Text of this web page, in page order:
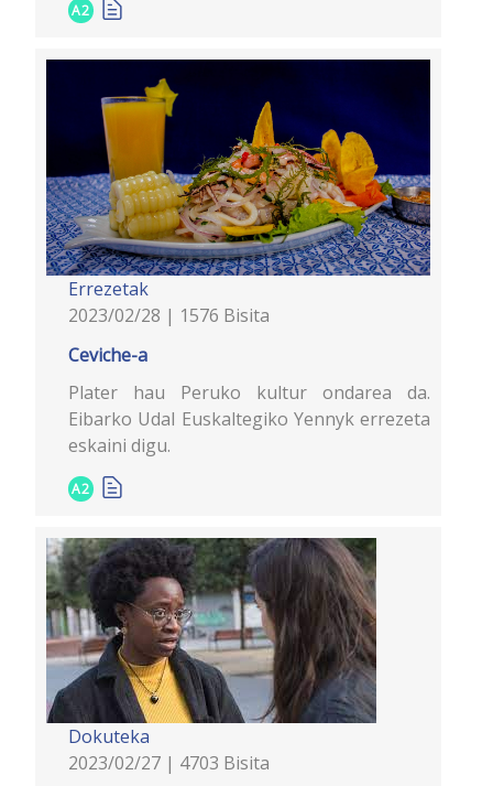
A2
Errezetak
2023/02/28 | 1576 Bisita
Ceviche-a
Plater hau Peruko kultur ondarea da.
Eibarko Udal Euskaltegiko Yennyk errezeta
eskaini digu.
A2
Dokuteka
2023/02/27 | 4703 Bisita